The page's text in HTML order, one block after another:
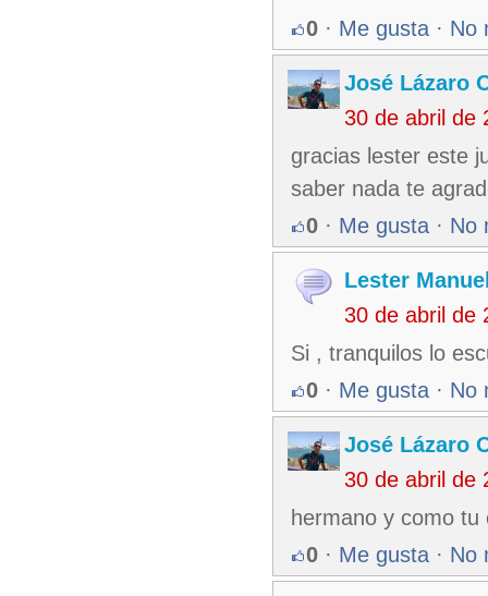
0 · Me gusta · No
José Lázaro
30 de abril de
gracias lester este
saber nada te
0 · Me gusta · No
Lester
30 de abril de
Si , tranquilos lo
0 · Me gusta · No
José Lázaro
30 de abril de
hermano y como
0 · Me gusta · No